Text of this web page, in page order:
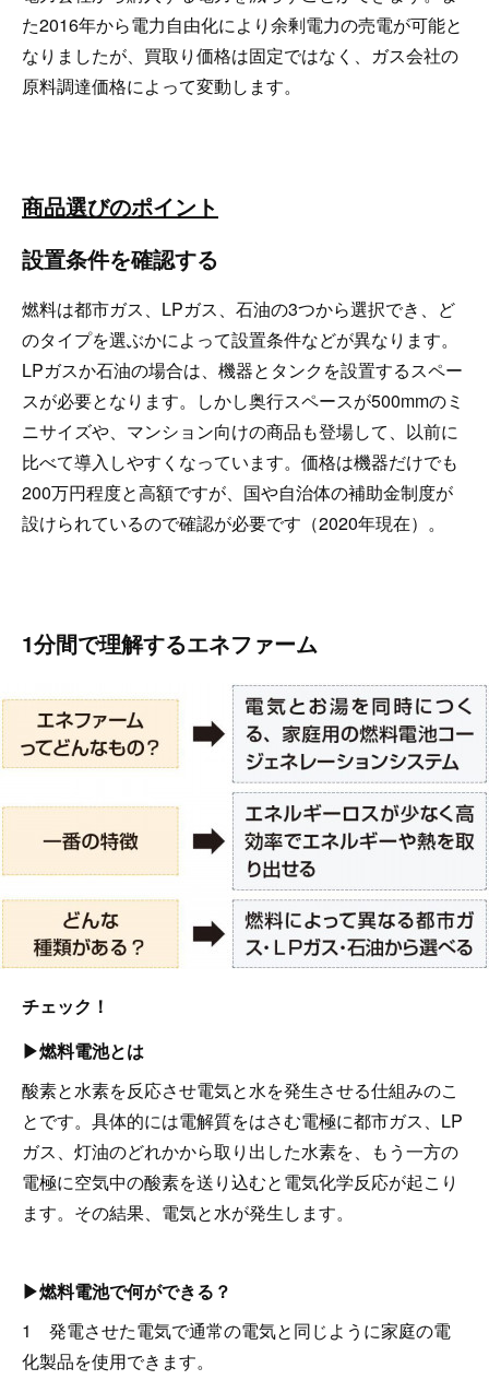
た2016年から電力自由化により余剰電力の売電が可能と
なりましたが、買取り価格は固定ではなく、ガス会社の
原料調達価格によって変動します。
商品選びのポイント
設置条件を確認する
燃料は都市ガス、LPガス、石油の3つから選択でき、ど
のタイプを選ぶかによって設置条件などが異なります。
LPガスか石油の場合は、機器とタンクを設置するスペー
スが必要となります。しかし奥行スペースが500mmのミ
ニサイズや、マンション向けの商品も登場して、以前に
比べて導入しやすくなっています。価格は機器だけでも
200万円程度と高額ですが、国や自治体の補助金制度が
設けられているので確認が必要です（2020年現在）。
1分間で理解するエネファーム
チェック！
▶燃料電池とは
酸素と水素を反応させ電気と水を発生させる仕組みのこ
とです。具体的には電解質をはさむ電極に都市ガス、LP
ガス、灯油のどれかから取り出した水素を、もう一方の
電極に空気中の酸素を送り込むと電気化学反応が起こり
ます。その結果、電気と水が発生します。
▶燃料電池で何ができる？
1 発電させた電気で通常の電気と同じように家庭の電
化製品を使用できます。